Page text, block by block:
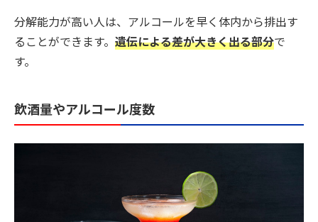
分解能力が高い人は、アルコールを早く体内から排出す
ることができます。 遺伝による差が大きく出る部分で
す。
飲酒量やアルコール度数